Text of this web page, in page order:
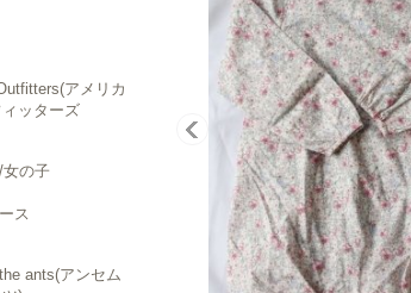
アメリカ
ッターズ
の子
ス
ants(アンセム